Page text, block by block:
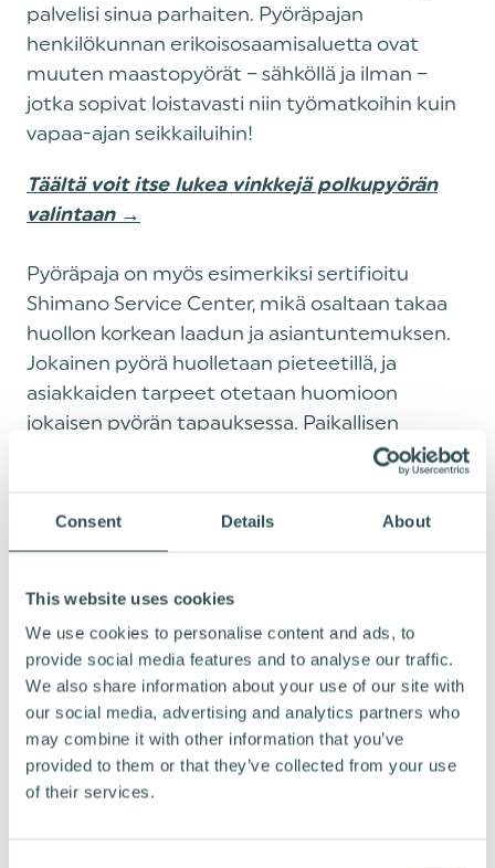
Consent Details About
This website uses cookies
We use cookies to personalise content and ads, to
provide social media features and to analyse our traffic.
We also share information about your use of our site with
our social media, advertising and analytics partners who
may combine it with other information that you’ve
provided to them or that they’ve collected from your use
of their services.
palvelisi sinua parhaiten. Pyöräpajan
henkilökunnan erikoisosaamisaluetta ovat
muuten maastopyörät – sähköllä ja ilman –
jotka sopivat loistavasti niin työmatkoihin kuin
vapaa-ajan seikkailuihin!
Täältä voit itse lukea vinkkejä polkupyörän
valintaan →
Pyöräpaja on myös esimerkiksi sertifioitu
Shimano Service Center, mikä osaltaan takaa
huollon korkean laadun ja asiantuntemuksen.
Jokainen pyörä huolletaan pieteetillä, ja
asiakkaiden tarpeet otetaan huomioon
jokaisen pyörän tapauksessa. Paikallisen
asiantuntemuksen ja ystävällisen palvelun
poikkeuksetta positiivisia.
aidon yhteisölliseen tunnelmaan ja löydä
sinulle sopivin ratkaisutyömatkapyöräilyyn
tai vapaa-ajan ajoihin!